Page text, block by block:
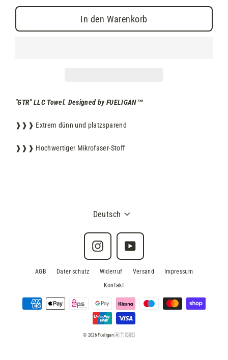
In den Warenkorb
"GTR" LLC Towel. Designed by FUELIGAN™
❱❱❱ Extrem dünn und platzsparend
❱❱❱ Hochwertiger Mikrofaser-Stoff
Deutsch
Instagram YouTube
AGB Datenschutz Widerruf Versand
Impressum
Kontakt
© 2026 Fueligan 🇦🇹 🇩🇪